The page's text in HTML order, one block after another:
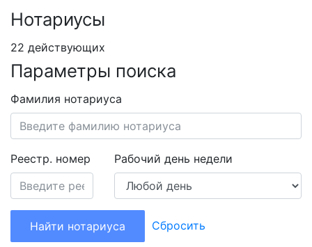
Нотариусы
22 действующих
Параметры поиска
Фамилия нотариуса
Реестр. номер Рабочий день недели
Найти нотариуса Сбросить